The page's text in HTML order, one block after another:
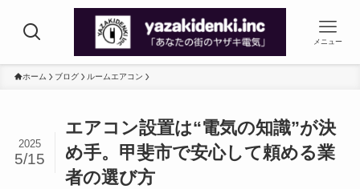
メニュー
ホーム ブログ ルームエアコン
エアコン設置は“電気の知識”が決
め手。甲斐市で安心して頼める業
者の選び方
2025
5/15